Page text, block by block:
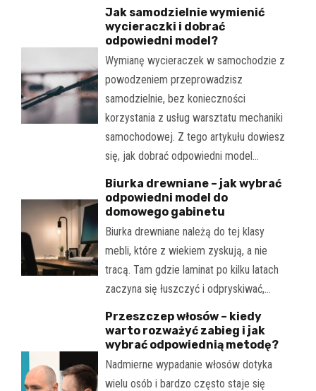
Jak samodzielnie wymienić
wycieraczki i dobrać
odpowiedni model?
Wymianę wycieraczek w samochodzie z
powodzeniem przeprowadzisz
samodzielnie, bez konieczności
korzystania z usług warsztatu mechaniki
samochodowej. Z tego artykułu dowiesz
się, jak dobrać odpowiedni model…
Biurka drewniane – jak wybrać
odpowiedni model do
domowego gabinetu
Biurka drewniane należą do tej klasy
mebli, które z wiekiem zyskują, a nie
tracą. Tam gdzie laminat po kilku latach
zaczyna się łuszczyć i odpryskiwać,…
Przeszczep włosów – kiedy
warto rozważyć zabieg i jak
wybrać odpowiednią metodę?
Nadmierne wypadanie włosów dotyka
wielu osób i bardzo często staje się